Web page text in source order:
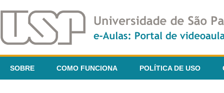
SOBRE COMO FUNCIONA POLÍTICA DE USO